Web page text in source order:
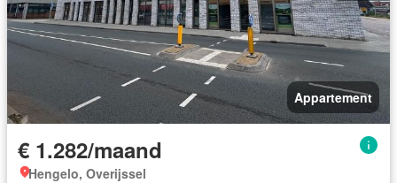
Appartement
€ 1.282/maand
Hengelo, Overijssel